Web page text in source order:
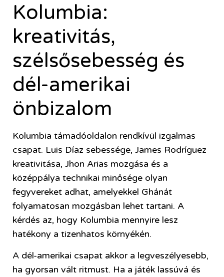
Kolumbia:
kreativitás,
szélsősebesség és
dél-amerikai
önbizalom
Kolumbia támadóoldalon rendkívül izgalmas
csapat. Luis Díaz sebessége, James Rodríguez
kreativitása, Jhon Arias mozgása és a
középpálya technikai minősége olyan
fegyvereket adhat, amelyekkel Ghánát
folyamatosan mozgásban lehet tartani. A
kérdés az, hogy Kolumbia mennyire lesz
hatékony a tizenhatos környékén.
A dél-amerikai csapat akkor a legveszélyesebb,
ha gyorsan vált ritmust. Ha a játék lassúvá és